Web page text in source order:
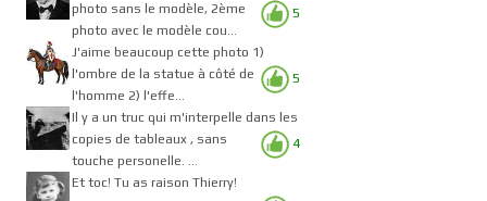
5
photo sans le modèle, 2ème
photo avec le modèle cou...
5
J'aime beaucoup cette photo 1)
l'ombre de la statue à côté de
l'homme 2) l'effe...
4
Il y a un truc qui m'interpelle dans les
copies de tableaux , sans
touche personelle. ...
Et toc! Tu as raison Thierry!